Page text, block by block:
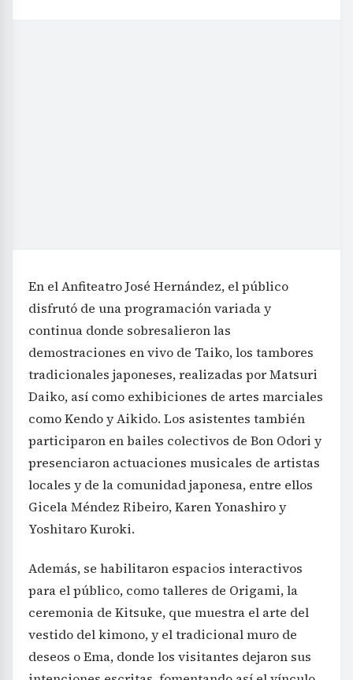
En el Anfiteatro José Hernández, el público
disfrutó de una programación variada y
continua donde sobresalieron las
demostraciones en vivo de Taiko, los tambores
tradicionales japoneses, realizadas por Matsuri
Daiko, así como exhibiciones de artes marciales
como Kendo y Aikido. Los asistentes también
participaron en bailes colectivos de Bon Odori y
presenciaron actuaciones musicales de artistas
locales y de la comunidad japonesa, entre ellos
Gicela Méndez Ribeiro, Karen Yonashiro y
Yoshitaro Kuroki.
Además, se habilitaron espacios interactivos
para el público, como talleres de Origami, la
ceremonia de Kitsuke, que muestra el arte del
vestido del kimono, y el tradicional muro de
deseos o Ema, donde los visitantes dejaron sus